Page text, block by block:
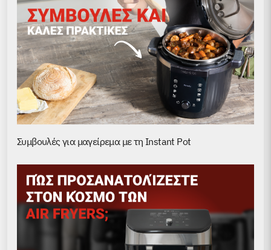
Συμβουλές για μαγείρεμα με τη Instant Pot